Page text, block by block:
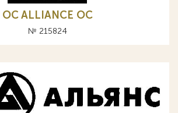
OC ALLIANCE ОС
№ 215824